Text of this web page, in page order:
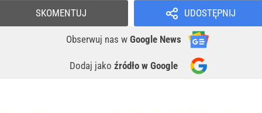
UDOSTĘPNIJ
Obserwuj nas w Google News
Dodaj jako źródło w Google
SKOMENTUJ